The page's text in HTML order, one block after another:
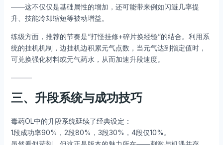
——这不仅仅是基础属性的增加，还可能带来例如闪避几率提
升、技能冷却缩短等被动增益。
练级方面，推荐的节奏是“打怪挂修+碎片换经验”的结合。利用系
统的挂机机制，边挂机边积累元气点数，当元气达到指定值时，
可兑换强化材料或元气药水，从而加速升段速度。
———
三、升段系统与成功技巧
毒药OL中的升段系统延续了经典设定：
1段成功率90%，2段80%，3段30%，4段仅10%。